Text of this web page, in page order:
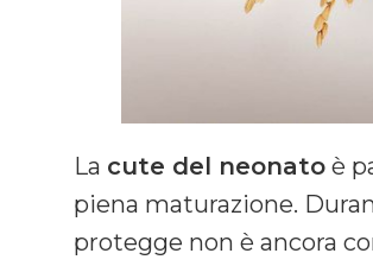
La cute del neonato è
piena maturazione.
protegge non è ancora